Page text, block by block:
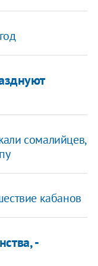
сомалийцев,
кабанов
-